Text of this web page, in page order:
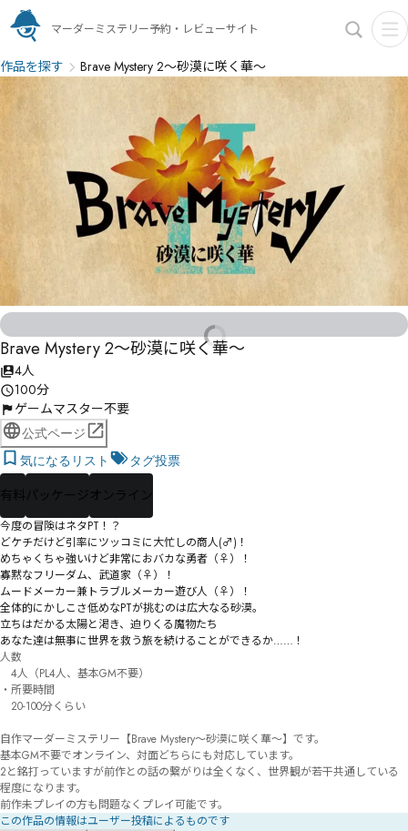
マーダーミステリー予約・レビューサイト
作品を探す Brave Mystery 2～砂漠に咲く華～
Brave Mystery 2～砂漠に咲く華～
4人
100分
ゲームマスター不要
公式ページ
気になるリスト
タグ投票
有料 パッケージ オンライン
今度の冒険はネタPT！？
どケチだけど引率にツッコミに大忙しの商人(♂)！
めちゃくちゃ強いけど非常におバカな勇者（♀）！
寡黙なフリーダム、武道家（♀）！
ムードメーカー兼トラブルメーカー遊び人（♀）！
全体的にかしこさ低めなPTが挑むのは広大なる砂漠。
立ちはだかる太陽と渇き、迫りくる魔物たち――
人数
4人（PL4人、基本GM不要）
・所要時間
20-100分くらい
自作マーダーミステリー【Brave Mystery～砂漠に咲く華～】です。
基本GM不要でオンライン、対面どちらにも対応しています。
2と銘打っていますが前作との話の繋がりは全くなく、世界観が若干共通している
程度になります。
前作未プレイの方も問題なくプレイ可能です。
この作品の情報はユーザー投稿によるものです